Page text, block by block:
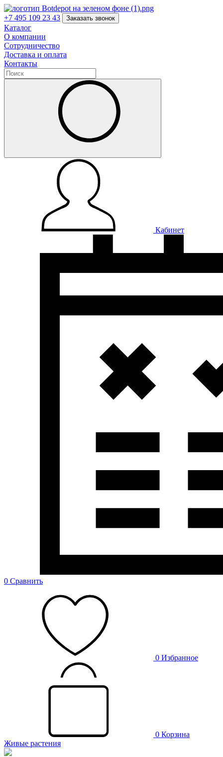
+7 495 109 23 43 Заказать звонок
Каталог
О компании
Сотрудничество
Доставка и оплата
Контакты
Кабинет
0 Сравнить
0 Избранное
0 Корзина
Живые растения